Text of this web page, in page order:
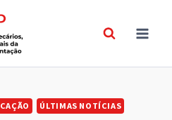
ÚLTIMAS NOTÍCIAS